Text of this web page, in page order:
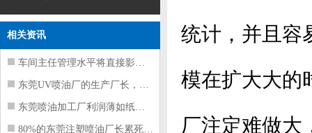
相关资讯
车间主任管理水平将直接影响东莞注塑件
东莞UV喷油厂的生产厂长，到底在给工
东莞喷油加工厂利润薄如纸？这四项基本
80%的东莞注塑喷油厂长累死累活，利
统计，并且容
模在扩大大的
厂注定难做大